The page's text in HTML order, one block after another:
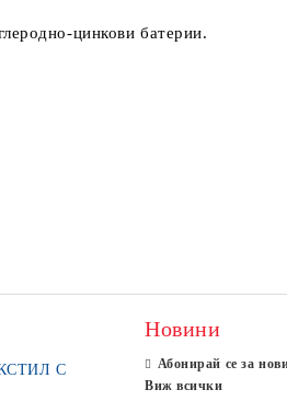
цинкови батерии.
Новини
Абонирай се за
Виж всички